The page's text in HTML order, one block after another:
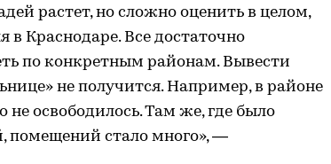
растет, но сложно оценить в целом,
в Краснодаре. Все достаточно
по конкретным районам. Вывести
не получится. Например, в районе
освободилось. Там же, где было
помещений стало много», —